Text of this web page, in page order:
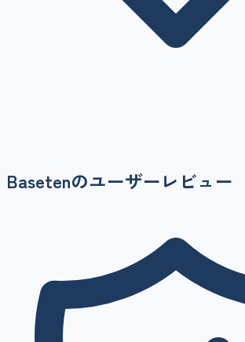
Basetenのユーザーレビュー